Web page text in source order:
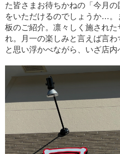
た皆さまお待ちかねの「今月
をいただけるのでしょうか…。
板のご紹介。凛々しく施され
れ。月一の楽しみと言えば言わ
と思い浮かべながら、いざ店内